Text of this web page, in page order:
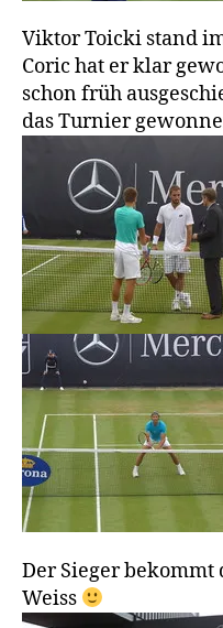
Viktor Toicki stand
Coric hat er klar
schon früh
das Turnier
Der Sieger bekommt
Weiss